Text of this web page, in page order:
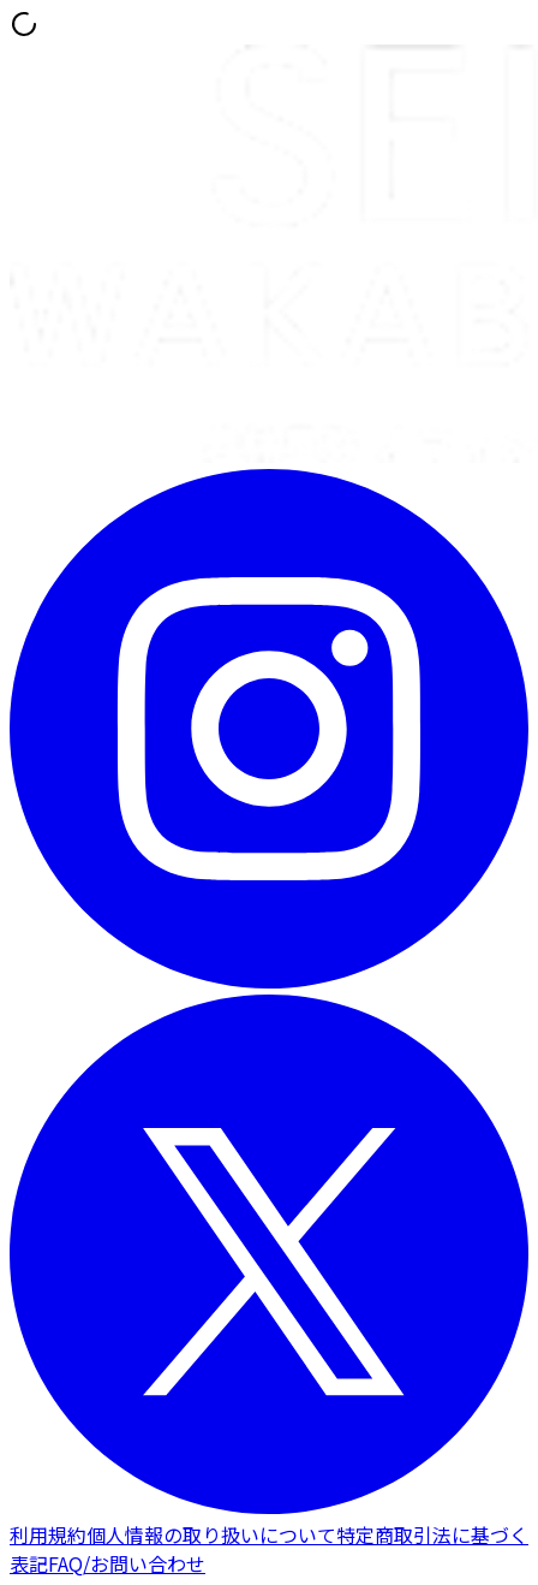
利用規約個人情報の取り扱いについて特定商取引法に基づく
表記FAQ/お問い合わせ